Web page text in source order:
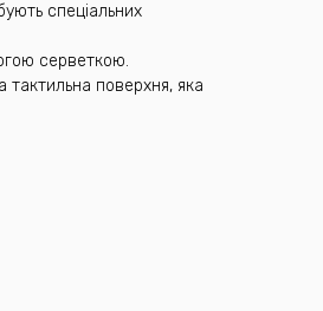
спеціальних
серветкою.
тактильна поверхня, яка